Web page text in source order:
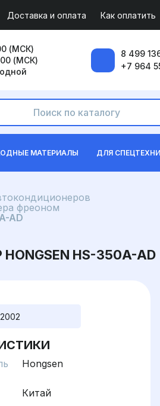
Доставка и оплата Как оплатить
(МСК)
(МСК)
8 499
+7 964
МАТЕРИАЛЫ ДЛЯ
фреоном
AD
HS-350A-AD
Hongsen
Китай